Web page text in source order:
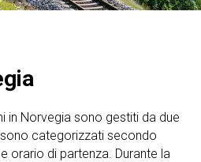
in Norvegia sono gestiti da due
categorizzati secondo
orario di partenza. Durante la